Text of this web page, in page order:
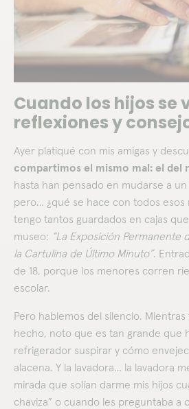
Cuando los hijos se
reflexiones y
Ayer platiqué con mis amigas y
compartimos el mismo mal: el del
hasta han pensado en mudarse a
pero… ¿qué se hace con todos esos
tengo tantos guardados en cajas
museo: “La Exposición Permanente
la Cartulina de Último Minuto”.
de 18, porque los menores corren
escolar.
Pero hablemos del silencio.
hecho, noto que es tan grande que
refrigerador suspirar y cómo
alacena. Y la lavadora… la lavadora
mirada que solían darme mis hijos
chaviza” o cuando les preguntaba a